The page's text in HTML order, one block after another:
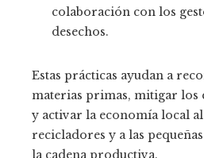
colaboración con los
desechos.
Estas prácticas ayudan a
materias primas, mitigar los
y activar la economía local
recicladores y a las
la cadena productiva.